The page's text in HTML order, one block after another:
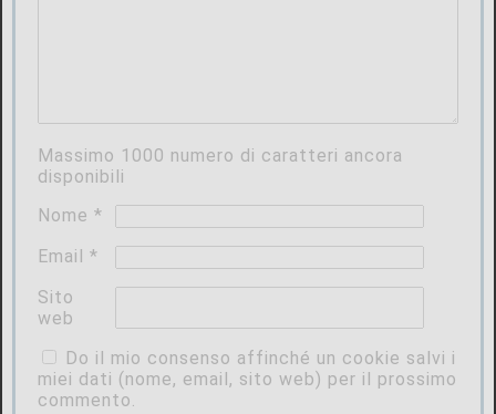
Massimo 1000 numero di caratteri ancora
disponibili
Nome*
Email*
Sito
web
Do il mio consenso affinché un cookie salvi i
miei dati (nome, email, sito web) per il prossimo
commento.